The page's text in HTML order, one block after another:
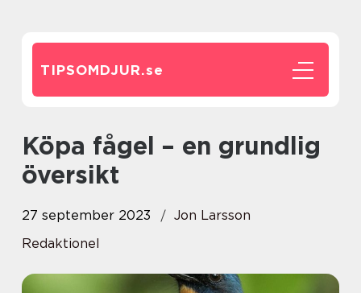
TIPSOMDJUR.se
Köpa fågel – en grundlig
översikt
27 september 2023
Jon Larsson
Redaktionel